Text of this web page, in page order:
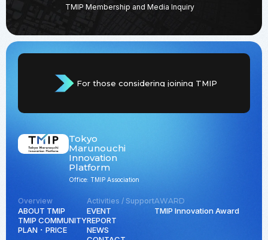
TMIP Membership and Media Inquiry
For those considering joining TMIP
Tokyo
Marunouchi
Innovation
Platform
Office: TMIP Association
Overview
ABOUT TMIP
TMIP COMMUNITY
PLAN ･ PRICE
Activities / Support
EVENT
REPORT
NEWS
AWARD
TMIP Innovation Award